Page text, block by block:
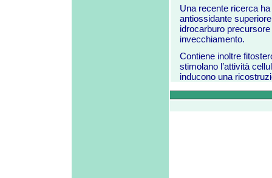
Una recente ricerca ha
antiossidante
idrocarburo
invecchiamento.
Contiene inoltre
stimolano l’attività
inducono una